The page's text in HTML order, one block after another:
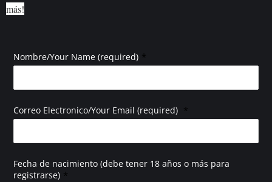
más!
Nombre/Your Name (required) *
Correo Electronico/Your Email (required) *
Fecha de nacimiento (debe tener 18 años o más para
registrarse) *